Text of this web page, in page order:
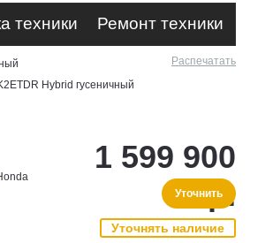
техники Ремонт техники
Распечатать
Hybrid гусеничный
1 599 900
р.
Уточнить
Уточнять наличие